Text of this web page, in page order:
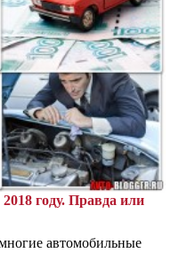
году. Правда или
автомобильные